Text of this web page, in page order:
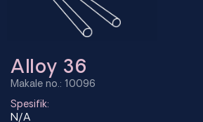
Alloy 36
Makale no.: 10096
Spesifik:
N/A